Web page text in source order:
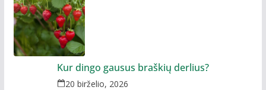
Kur dingo gausus braškių derlius?
20 birželio, 2026